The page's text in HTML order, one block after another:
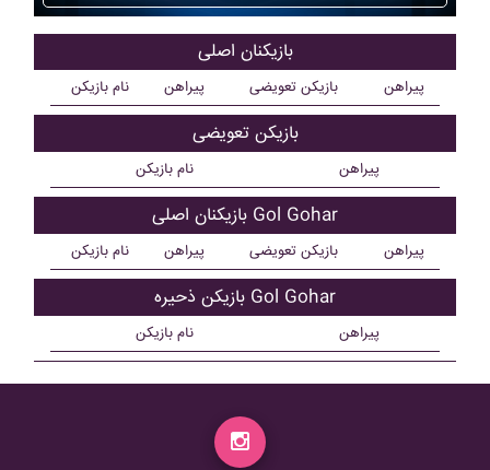
بازیکنان اصلی
نام بازیکن پیراهن بازیکن تعویضی پیراهن
بازیکن تعویضی
نام بازیکن پیراهن
بازیکنان اصلی Gol Gohar
نام بازیکن پیراهن بازیکن تعویضی پیراهن
بازیکن ذحیره Gol Gohar
نام بازیکن پیراهن